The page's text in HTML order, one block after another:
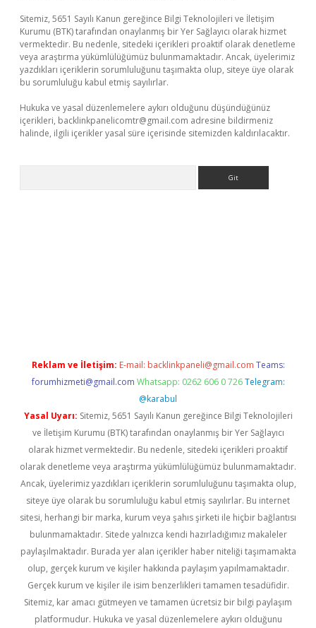
Sitemiz, 5651 Sayılı Kanun gereğince Bilgi Teknolojileri ve İletişim
Kurumu (BTK) tarafından onaylanmış bir Yer Sağlayıcı olarak hizmet
vermektedir. Bu nedenle, sitedeki içerikleri proaktif olarak denetleme
veya araştırma yükümlülüğümüz bulunmamaktadır. Ancak, üyelerimiz
yazdıkları içeriklerin sorumluluğunu taşımakta olup, siteye üye olarak
bu sorumluluğu kabul etmiş sayılırlar.
Hukuka ve yasal düzenlemelere aykırı olduğunu düşündüğünüz
içerikleri, backlinkpanelicomtr@gmail.com adresine bildirmeniz
halinde, ilgili içerikler yasal süre içerisinde sitemizden kaldırılacaktır.
Reklam ve İletişim: E-mail: backlinkpaneli@gmail.com Teams:
forumhizmeti@gmail.com Whatsapp: 0262 606 0 726 Telegram:
@karabul
Yasal Uyarı: Sitemiz, 5651 Sayılı Kanun gereğince Bilgi Teknolojileri
ve İletişim Kurumu (BTK) tarafından onaylanmış bir Yer Sağlayıcı
olarak hizmet vermektedir. Bu nedenle, sitedeki içerikleri proaktif
olarak denetleme veya araştırma yükümlülüğümüz bulunmamaktadır.
Ancak, üyelerimiz yazdıkları içeriklerin sorumluluğunu taşımakta olup,
siteye üye olarak bu sorumluluğu kabul etmiş sayılırlar. Bu internet
sitesi, herhangi bir marka, kurum veya şahıs şirketi ile hiçbir bağlantısı
bulunmamaktadır. Sitede yalnızca kendi hazırladığımız makaleler
paylaşılmaktadır. Burada yer alan içerikler haber niteliği taşımamakta
olup, gerçek kurum ve kişiler hakkında paylaşım yapılmamaktadır.
Gerçek kurum ve kişiler ile isim benzerlikleri tamamen tesadüfidir.
Sitemiz, kar amacı gütmeyen ve tamamen ücretsiz bir bilgi paylaşım
platformudur. Hukuka ve yasal düzenlemelere aykırı olduğunu